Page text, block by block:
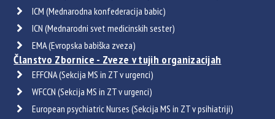
ICM (Mednarodna konfederacija babic)
ICN (Mednarodni svet medicinskih sester)
EMA (Evropska babiška zveza)
Članstvo Zbornice - Zveze v tujih organizacijah
EFFCNA (Sekcija MS in ZT v urgenci)
WFCCN (Sekcija MS in ZT v urgenci)
European psychiatric Nurses (Sekcija MS in ZT v psihiatriji)